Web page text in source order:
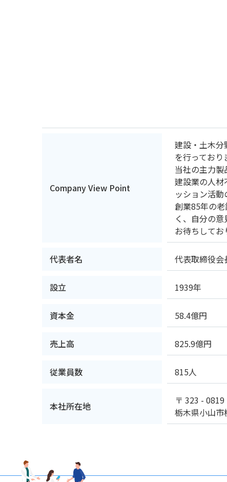
Company View Point
建設・土木
を行っており
当社の主力
建設業の人材
ッション活動
創業85年の
く、自分の
お待ちしてお
代表者名 代表取締役
設立 1939年
資本金 58.4億円
売上高 825.9億円
従業員数 815人
本社所在地
〒 323 - 0819
栃木県小山市